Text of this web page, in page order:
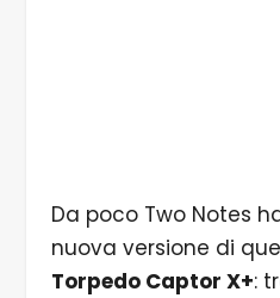
Da poco Two Notes
nuova versione di
Torpedo Captor X+: